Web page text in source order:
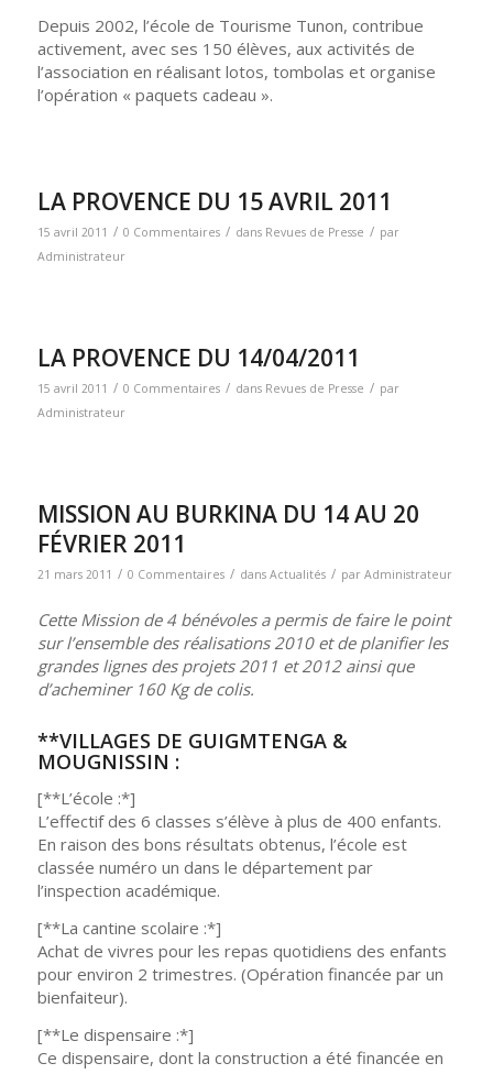
Depuis 2002, l’école de Tourisme Tunon, contribue
activement, avec ses 150 élèves, aux activités de
l’association en réalisant lotos, tombolas et organise
l’opération « paquets cadeau ».
LA PROVENCE DU 15 AVRIL 2011
15 avril 2011 / 0 Commentaires / dans Revues de Presse / par
Administrateur
LA PROVENCE DU 14/04/2011
15 avril 2011 / 0 Commentaires / dans Revues de Presse / par
Administrateur
MISSION AU BURKINA DU 14 AU 20
FÉVRIER 2011
21 mars 2011 / 0 Commentaires / dans Actualités / par Administrateur
Cette Mission de 4 bénévoles a permis de faire le point
sur l’ensemble des réalisations 2010 et de planifier les
grandes lignes des projets 2011 et 2012 ainsi que
d’acheminer 160 Kg de colis.
**VILLAGES DE GUIGMTENGA &
MOUGNISSIN :
[**L’école :*]
L’effectif des 6 classes s’élève à plus de 400 enfants.
En raison des bons résultats obtenus, l’école est
classée numéro un dans le département par
l’inspection académique.
[**La cantine scolaire :*]
Achat de vivres pour les repas quotidiens des enfants
pour environ 2 trimestres. (Opération financée par un
bienfaiteur).
[**Le dispensaire :*]
Ce dispensaire, dont la construction a été financée en